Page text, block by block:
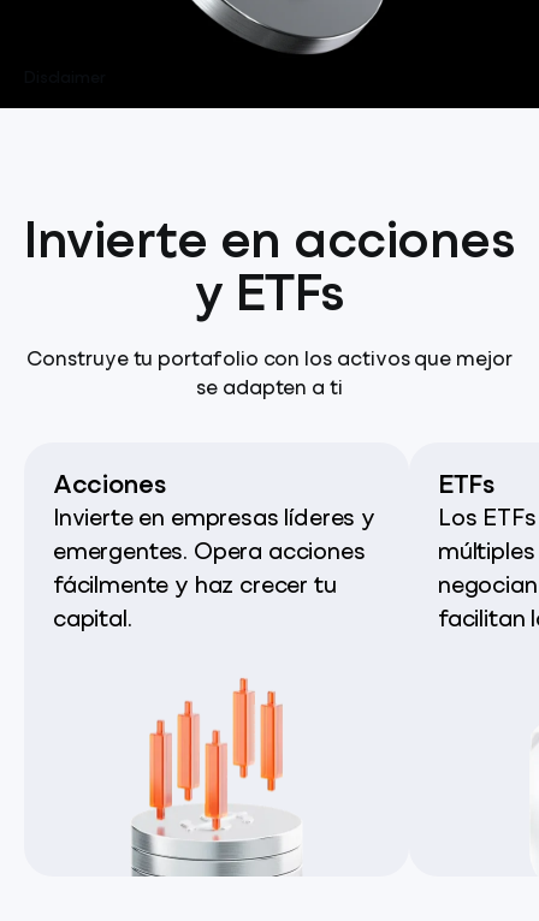
Invierte en acciones
y ETFs
Construye tu portafolio con los activos que mejor
se adapten a ti
Acciones
Invierte en empresas líderes y
emergentes. Opera acciones
fácilmente y haz crecer tu
capital.
ETFs
Los
facilitan